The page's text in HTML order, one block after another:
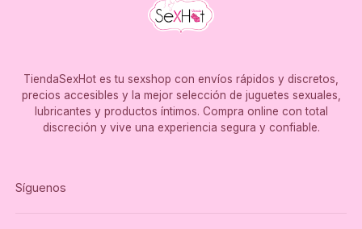
TiendaSexHot es tu sexshop con envíos rápidos y discretos,
precios accesibles y la mejor selección de juguetes sexuales,
lubricantes y productos íntimos. Compra online con total
discreción y vive una experiencia segura y confiable.
Síguenos